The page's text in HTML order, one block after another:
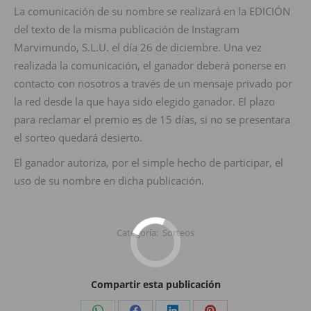
La comunicación de su nombre se realizará en la EDICIÓN
del texto de la misma publicación de Instagram
Marvimundo, S.L.U. el día 26 de diciembre. Una vez
realizada la comunicación, el ganador deberá ponerse en
contacto con nosotros a través de un mensaje privado por
la red desde la que haya sido elegido ganador. El plazo
para reclamar el premio es de 15 días, si no se presentara
el sorteo quedará desierto.
El ganador autoriza, por el simple hecho de participar, el
uso de su nombre en dicha publicación.
Categoría: Sorteos
Compartir esta publicación